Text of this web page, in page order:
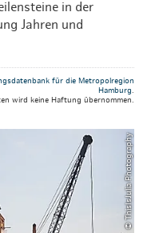
in der
Jahren und
für die Metropolregion
Hamburg.
wird keine Haftung übernommen.
© ThisIsJulia Photography